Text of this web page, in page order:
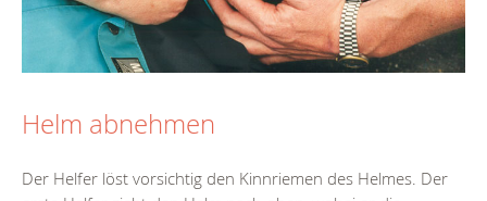
Helm abnehmen
Der Helfer löst vorsichtig den Kinnriemen des Helmes. Der